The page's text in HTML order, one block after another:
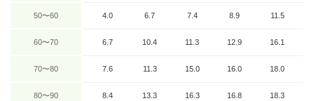
50〜60 4.0 6.7 7.4 8.9 11.5
60〜70 6.7 10.4 11.3 12.9 16.1
70〜80 7.6 11.3 15.0 16.0 18.0
80〜90 8.4 13.3 16.3 16.8 18.3